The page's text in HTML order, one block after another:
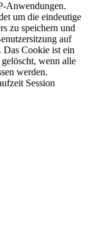
Anwendungen.
um die eindeutige
zu speichern und
auf
Das Cookie ist ein
wenn alle
werden.
Session